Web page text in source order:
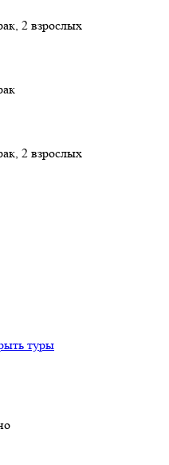
2 взрослых
2 взрослых
туры